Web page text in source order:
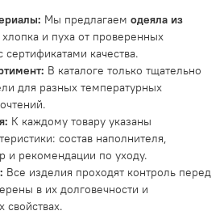
Мы предлагаем одеяла из
и пуха от проверенных
сертификатами качества.
В каталоге только тщательно
для разных температурных
К каждому товару указаны
состав наполнителя,
и рекомендации по уходу.
Все изделия проходят контроль перед
в их долговечности и
свойствах.